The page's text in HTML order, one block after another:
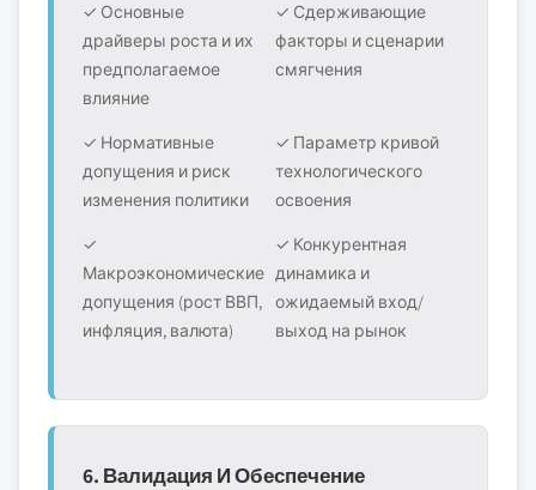
✓ Основные
драйверы роста и их
предполагаемое
влияние
✓ Сдерживающие
факторы и сценарии
смягчения
✓ Нормативные
допущения и риск
изменения политики
✓ Параметр кривой
технологического
освоения
✓
Макроэкономические
допущения (рост ВВП,
инфляция, валюта)
✓ Конкурентная
динамика и
ожидаемый вход/
выход на рынок
6. Валидация И Обеспечение